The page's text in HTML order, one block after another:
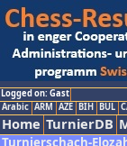
Logged on: Gast
Arabic ARM AZE BIH BUL
Home TurnierDB
Turnierschach-